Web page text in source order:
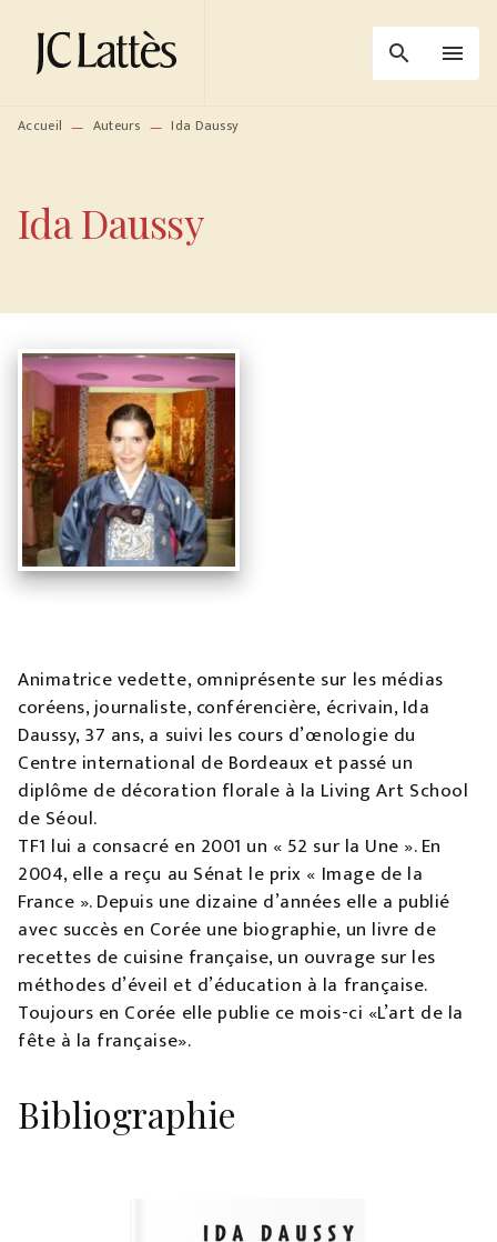
MENU RECHERCHE
PIED DE PAGE
search menu
Accueil — Auteurs — Ida Daussy
Ida Daussy
Animatrice vedette, omniprésente sur les médias
coréens, journaliste, conférencière, écrivain, Ida
Daussy, 37 ans, a suivi les cours d’œnologie du
Centre international de Bordeaux et passé un
diplôme de décoration florale à la Living Art School
de Séoul.
TF1 lui a consacré en 2001 un « 52 sur la Une ». En
2004, elle a reçu au Sénat le prix « Image de la
France ». Depuis une dizaine d’années elle a publié
avec succès en Corée une biographie, un livre de
recettes de cuisine française, un ouvrage sur les
méthodes d’éveil et d’éducation à la française.
Toujours en Corée elle publie ce mois-ci «L’art de la
fête à la française».
Bibliographie